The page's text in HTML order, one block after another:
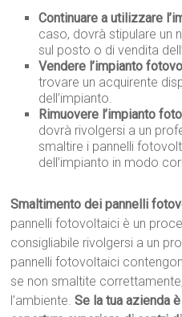
Continuare a utilizzare
caso, dovrà stipulare un
sul posto o di vendita
Vendere l’impianto
trovare un acquirente
dell’impianto.
Rimuovere l’impianto
dovrà rivolgersi a un
smaltire i pannelli
dell’impianto in modo
Smaltimento dei pannelli
pannelli fotovoltaici è un
consigliabile rivolgersi a un
pannelli fotovoltaici
se non smaltite
l’ambiente.Se la tua azienda